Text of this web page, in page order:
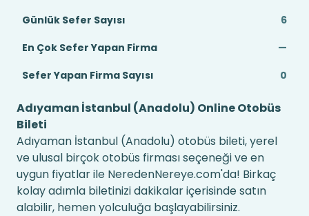
Günlük Sefer Sayısı
6
En Çok Sefer Yapan Firma
—
Sefer Yapan Firma Sayısı
0
Adıyaman İstanbul (Anadolu) Online Otobüs
Bileti
Adıyaman İstanbul (Anadolu) otobüs bileti, yerel
ve ulusal birçok otobüs firması seçeneği ve en
uygun fiyatlar ile NeredenNereye.com'da! Birkaç
kolay adımla biletinizi dakikalar içerisinde satın
alabilir, hemen yolculuğa başlayabilirsiniz.